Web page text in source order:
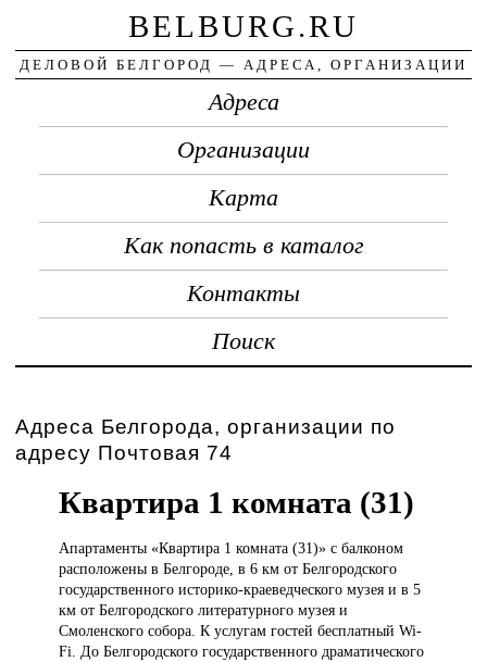
BELBURG.RU
ДЕЛОВОЙ БЕЛГОРОД — АДРЕСА, ОРГАНИЗАЦИИ
Адреса
Организации
Карта
Как попасть в каталог
Контакты
Поиск
Адреса Белгорода, организации по
адресу Почтовая 74
Квартира 1 комната (31)
Апартаменты «Квартира 1 комната (31)» с балконом
расположены в Белгороде, в 6 км от Белгородского
государственного историко-краеведческого музея и в 5
км от Белгородского литературного музея и
Смоленского собора. К услугам гостей бесплатный Wi-
Fi. До Белгородского государственного драматического